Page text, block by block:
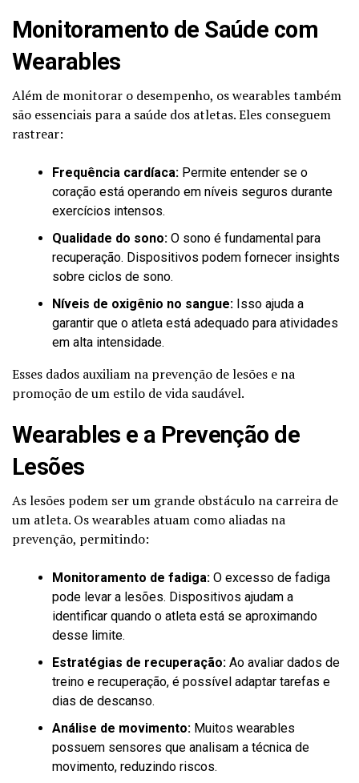
Monitoramento de Saúde com
Wearables
Além de monitorar o desempenho, os wearables também
são essenciais para a saúde dos atletas. Eles conseguem
rastrear:
Frequência cardíaca: Permite entender se o
coração está operando em níveis seguros durante
exercícios intensos.
Qualidade do sono: O sono é fundamental para
recuperação. Dispositivos podem fornecer insights
sobre ciclos de sono.
Níveis de oxigênio no sangue: Isso ajuda a
garantir que o atleta está adequado para atividades
em alta intensidade.
Esses dados auxiliam na prevenção de lesões e na
promoção de um estilo de vida saudável.
Wearables e a Prevenção de
Lesões
As lesões podem ser um grande obstáculo na carreira de
um atleta. Os wearables atuam como aliadas na
prevenção, permitindo:
Monitoramento de fadiga: O excesso de fadiga
pode levar a lesões. Dispositivos ajudam a
identificar quando o atleta está se aproximando
desse limite.
Estratégias de recuperação: Ao avaliar dados de
treino e recuperação, é possível adaptar tarefas e
dias de descanso.
Análise de movimento: Muitos wearables
possuem sensores que analisam a técnica de
movimento, reduzindo riscos.